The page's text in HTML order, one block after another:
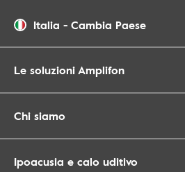
Italia - Cambia Paese
Le soluzioni Amplifon
Chi siamo
Ipoacusia e calo uditivo